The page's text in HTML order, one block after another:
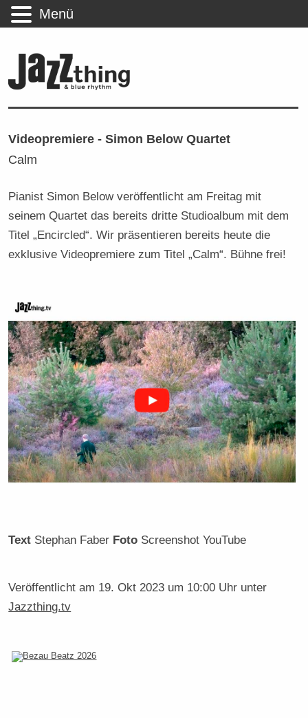
Videopremiere - Simon Below Quartet
Calm
Pianist Simon Below veröffentlicht am Freitag mit
seinem Quartet das bereits dritte Studioalbum mit dem
Titel „Encircled“. Wir präsentieren bereits heute die
exklusive Videopremiere zum Titel „Calm“. Bühne frei!
Text Stephan Faber Foto Screenshot YouTube
Veröffentlicht am 19. Okt 2023 um 10:00 Uhr unter
Jazzthing.tv
Menü